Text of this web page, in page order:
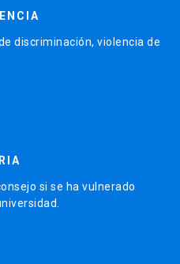
discriminación, violencia de
si se ha vulnerado